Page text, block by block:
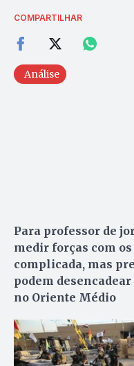
COMPARTILHAR
Análise
Para professor de
medir forças com
complicada, mas
podem
no Oriente Médio